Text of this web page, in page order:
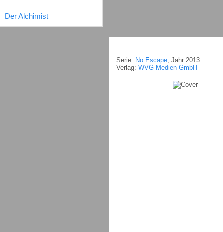
Der Alchimist
Serie: No Escape, Jahr 2013
Verlag: WVG Medien GmbH